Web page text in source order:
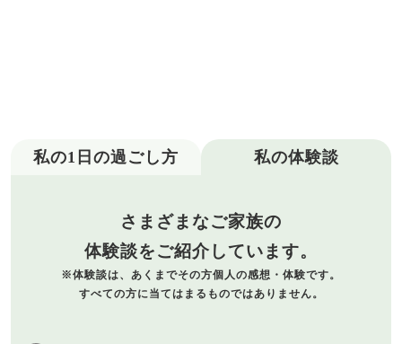
私の1日の過ごし方 私の体験談
さまざまなご家族の
体験談をご紹介しています。
※体験談は、あくまでその方個人の感想・体験です。
すべての方に当てはまるものではありません。